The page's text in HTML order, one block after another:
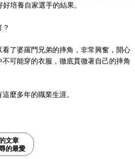
培養自家選手的結果。
了婆羅門兄弟的摔角，非常興奮，開心
可能穿的衣服，徹底貫徹著自己的摔角
麼多年的職業生涯。
文章
的最愛